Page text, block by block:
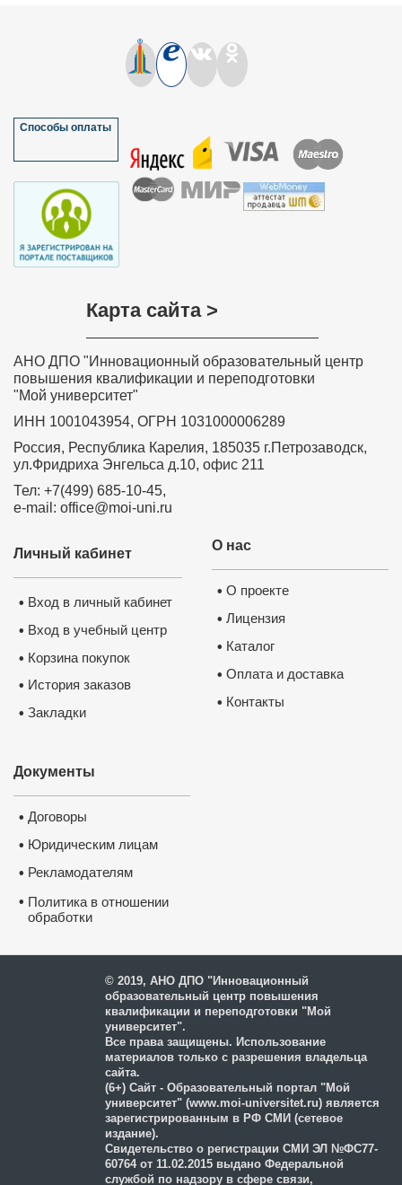
Способы оплаты
Карта сайта >
АНО ДПО "Инновационный образовательный центр
повышения квалификации и переподготовки
"Мой университет"
ИНН 1001043954, ОГРН 1031000006289
Россия, Республика Карелия, 185035 г.Петрозаводск,
ул.Фридриха Энгельса д.10, офис 211
Тел: +7(499) 685-10-45,
e-mail: office@moi-uni.ru
О нас
• О проекте
• Лицензия
• Каталог
• Оплата и доставка
• Контакты
Личный кабинет
• Вход в личный кабинет
• Вход в учебный центр
• Корзина покупок
• История заказов
• Закладки
Документы
• Договоры
• Юридическим лицам
• Рекламодателям
• Политика в отношении
обработки
© 2019, АНО ДПО "Инновационный
образовательный центр повышения
квалификации и переподготовки "Мой
университет".
Все права защищены. Использование
материалов только с разрешения владельца
сайта.
(6+) Сайт - Образовательный портал "Мой
университет" (www.moi-universitet.ru) является
зарегистрированным в РФ СМИ (сетевое
издание).
Свидетельство о регистрации СМИ ЭЛ №ФС77-
60764 от 11.02.2015 выдано Федеральной
службой по надзору в сфере связи,